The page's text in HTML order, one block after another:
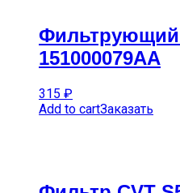
Фильтрующий
151000079AA
315 ₽
Add to cartЗаказать